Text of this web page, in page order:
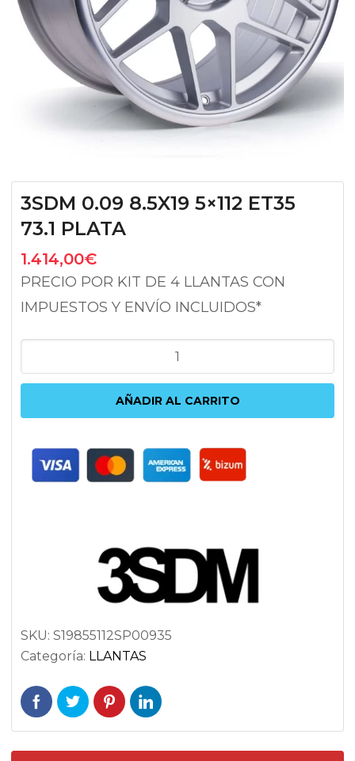
3SDM 0.09 8.5X19 5×112 ET35
73.1 PLATA
1.414,00€
PRECIO POR KIT DE 4 LLANTAS CON
IMPUESTOS Y ENVÍO INCLUIDOS*
0.09
5x112
73.1
PLATA
AÑADIR AL CARRITO
SKU: S19855112SP00935
Categoría: LLANTAS